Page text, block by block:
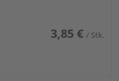
3,85 € / Stk.